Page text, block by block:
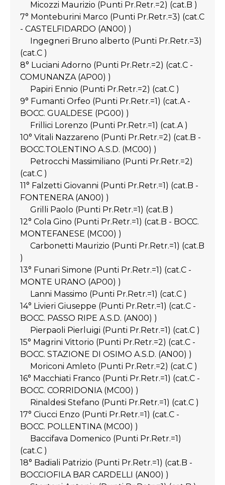
Micozzi Maurizio (Punti Pr.Retr.=2) (cat.B )
7° Monteburini Marco (Punti Pr.Retr.=3) (cat.C
- CASTELFIDARDO (AN00) )
Ingegneri Bruno alberto (Punti Pr.Retr.=3)
(cat.C )
8° Luciani Adorno (Punti Pr.Retr.=2) (cat.C -
COMUNANZA (AP00) )
Papiri Ennio (Punti Pr.Retr.=2) (cat.C )
9° Fumanti Orfeo (Punti Pr.Retr.=1) (cat.A -
BOCC. GUALDESE (PG00) )
Frillici Lorenzo (Punti Pr.Retr.=1) (cat.A )
10° Vitali Nazzareno (Punti Pr.Retr.=2) (cat.B -
BOCC.TOLENTINO A.S.D. (MC00) )
Petrocchi Massimiliano (Punti Pr.Retr.=2)
(cat.C )
11° Falzetti Giovanni (Punti Pr.Retr.=1) (cat.B -
FONTENERA (AN00) )
Grilli Paolo (Punti Pr.Retr.=1) (cat.B )
12° Cola Gino (Punti Pr.Retr.=1) (cat.B - BOCC.
MONTEFANESE (MC00) )
Carbonetti Maurizio (Punti Pr.Retr.=1) (cat.B
)
13° Funari Simone (Punti Pr.Retr.=1) (cat.C -
MONTE URANO (AP00) )
Lanni Massimo (Punti Pr.Retr.=1) (cat.C )
14° Livieri Giuseppe (Punti Pr.Retr.=1) (cat.C -
BOCC. PASSO RIPE A.S.D. (AN00) )
Pierpaoli Pierluigi (Punti Pr.Retr.=1) (cat.C )
15° Magrini Vittorio (Punti Pr.Retr.=2) (cat.C -
BOCC. STAZIONE DI OSIMO A.S.D. (AN00) )
Moriconi Amleto (Punti Pr.Retr.=2) (cat.C )
16° Macchiati Franco (Punti Pr.Retr.=1) (cat.C -
BOCC. CORRIDONIA (MC00) )
Rinaldesi Stefano (Punti Pr.Retr.=1) (cat.C )
17° Ciucci Enzo (Punti Pr.Retr.=1) (cat.C -
BOCC. POLLENTINA (MC00) )
Baccifava Domenico (Punti Pr.Retr.=1)
(cat.C )
18° Badiali Patrizio (Punti Pr.Retr.=1) (cat.B -
BOCCIOFILA BAR CARDELLI (AN00) )